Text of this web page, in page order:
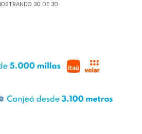
30 DE 30